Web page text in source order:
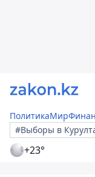
ПолитикаМир
#Выборы в
+23°